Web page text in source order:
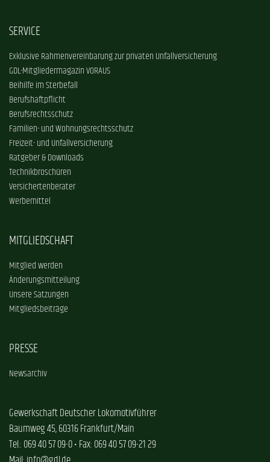
SERVICE
Exklusive Rahmenvereinbarung zur privaten Unfallversicherung
GDL-Mitgliedermagazin VORAUS
Beihilfe im Sterbefall
Berufshaftpflicht
Berufsrechtsschutz
Familien- und Wohnungsrechtsschutz
Freizeit- und Unfallversicherung
Ratgeber & Downloads
Technikbroschüren
Versichertenberater
Werbemittel
MITGLIEDSCHAFT
Mitglied werden
Änderungsmitteilung
Unsere Satzungen
Mitgliedsbeiträge
PRESSE
Newsarchiv
Gewerkschaft Deutscher Lokomotivführer
Baumweg 45, 60316 Frankfurt/Main
Tel.: 069 40 57 09-0 • Fax: 069 40 57 09-21 29